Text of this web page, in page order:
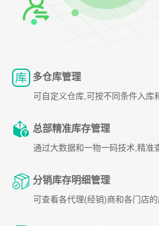
多仓库管理
可自定义仓库,可按不同条件入库
总部精准库存管理
通过大数据和一物一码技术,精准
分销库存明细管理
可查看各代理(经销)商和各门店的